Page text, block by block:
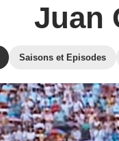
Juan
Saisons et Episodes